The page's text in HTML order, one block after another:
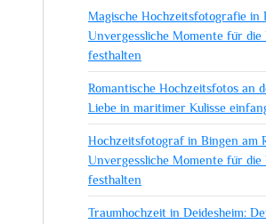
festgehalten
Magische Hochzeitsfotografie in
Unvergessliche Momente für die
festhalten
Romantische Hochzeitsfotos an
Liebe in maritimer Kulisse
Hochzeitsfotograf in Bingen am
Unvergessliche Momente für die
festhalten
Traumhochzeit in Deidesheim: